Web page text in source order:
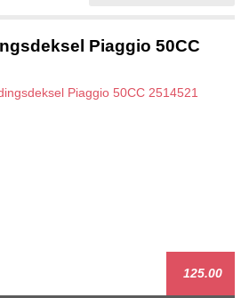
Piaggio 50CC
125.00